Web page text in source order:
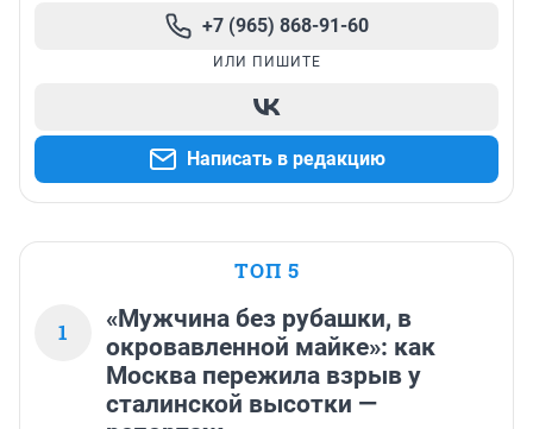
+7 (965) 868-91-60
ИЛИ ПИШИТЕ
Написать в редакцию
ТОП 5
1
«Мужчина без рубашки, в
окровавленной майке»: как
Москва пережила взрыв у
сталинской высотки —